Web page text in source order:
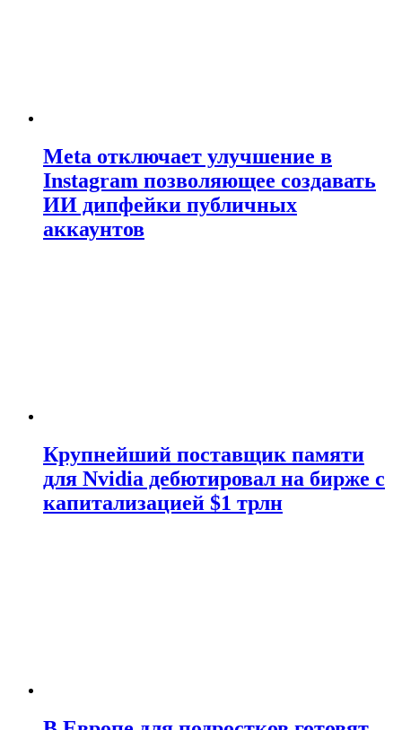
Meta отключает улучшение в
Instagram позволяющее создавать
ИИ дипфейки публичных
аккаунтов
Крупнейший поставщик памяти
для Nvidia дебютировал на бирже с
капитализацией $1 трлн